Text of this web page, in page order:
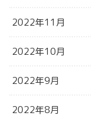
2022年11月
2022年10月
2022年9月
2022年8月